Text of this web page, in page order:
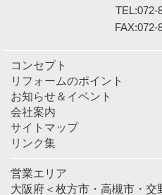
TEL:072-
FAX:072-
コンセプト
リフォームのポイント
お知らせ＆イベント
会社案内
サイトマップ
リンク集
営業エリア
大阪府＜枚方市・高槻市・